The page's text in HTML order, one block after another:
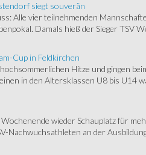
siegt souverän
Alle vier teilnehmenden
Damals hieß der Sieger TSV
Cup in Feldkirchen
Hitze und gingen
in den Altersklassen U8 bis U14
wieder Schauplatz für
Nachwuchsathleten an der